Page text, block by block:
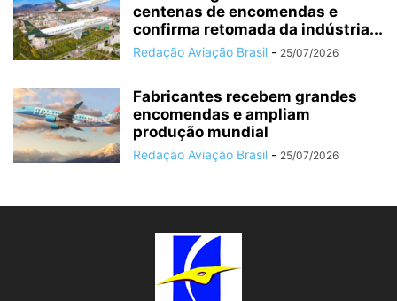
centenas de encomendas e
confirma retomada da indústria...
Redação Aviação Brasil - 25/07/2026
Fabricantes recebem grandes
encomendas e ampliam
produção mundial
Redação Aviação Brasil - 25/07/2026